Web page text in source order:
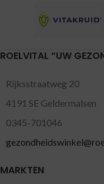
ROELVITAL “UW
Rijksstraatweg 20
4191 SE Geldermalsen
0345-701046
MARKTEN